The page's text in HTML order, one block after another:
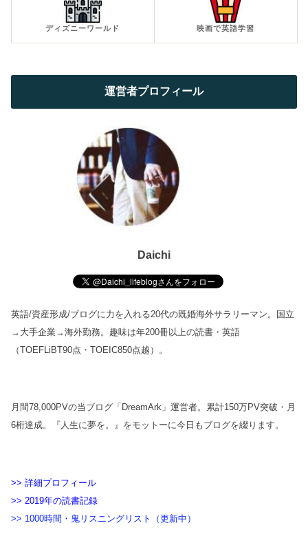
ディズニーワールド 映画で英語学習
運営者プロフィール
Daichi
英語/資産形成/ブログに力を入れる20代の既婚海外サラリーマン。国立
→大手企業→海外勤務。趣味は年200冊以上の読書・英語
（TOEFLiBT90点・TOEIC850点越）。
月間78,000PVの当ブログ「DreamArk」運営者。累計150万PV突破・月
6桁達成。『人生に夢を。』をモットーに今日もブログを綴ります。
>> 詳細プロフィール
>> 2019年の読書記録
>> 1000時間・鬼リスニングリスト（更新中）